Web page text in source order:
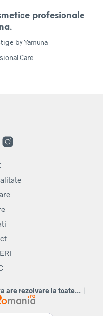
profesionale
by Yamuna
Care
are rezolvare la toate... |